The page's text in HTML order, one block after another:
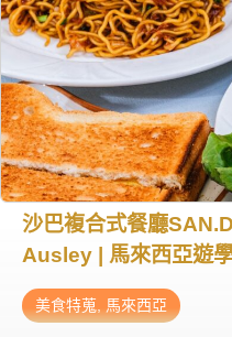
沙巴複合式餐廳
Ausley | 馬來西亞遊
美食特蒐, 馬來西亞